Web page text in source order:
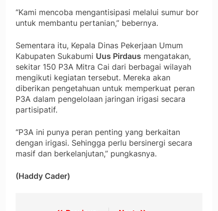
“Kami mencoba mengantisipasi melalui sumur bor
untuk membantu pertanian,” bebernya.
Sementara itu, Kepala Dinas Pekerjaan Umum
Kabupaten Sukabumi Uus Pirdaus mengatakan,
sekitar 150 P3A Mitra Cai dari berbagai wilayah
mengikuti kegiatan tersebut. Mereka akan
diberikan pengetahuan untuk memperkuat peran
P3A dalam pengelolaan jaringan irigasi secara
partisipatif.
“P3A ini punya peran penting yang berkaitan
dengan irigasi. Sehingga perlu bersinergi secara
masif dan berkelanjutan,” pungkasnya.
(Haddy Cader)